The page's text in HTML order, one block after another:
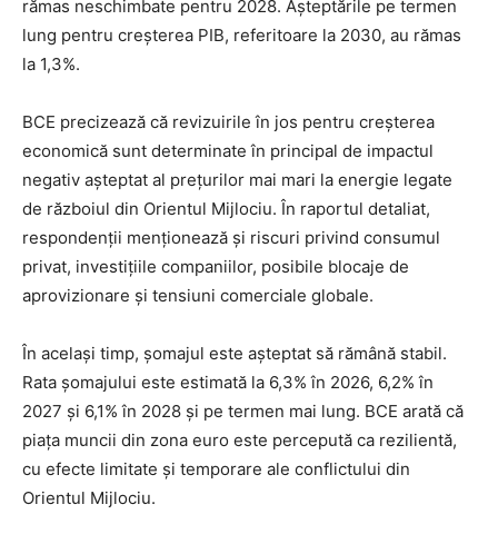
rămas neschimbate pentru 2028. Așteptările pe termen
lung pentru creșterea PIB, referitoare la 2030, au rămas
la 1,3%.
BCE precizează că revizuirile în jos pentru creșterea
economică sunt determinate în principal de impactul
negativ așteptat al prețurilor mai mari la energie legate
de războiul din Orientul Mijlociu. În raportul detaliat,
respondenții menționează și riscuri privind consumul
privat, investițiile companiilor, posibile blocaje de
aprovizionare și tensiuni comerciale globale.
În același timp, șomajul este așteptat să rămână stabil.
Rata șomajului este estimată la 6,3% în 2026, 6,2% în
2027 și 6,1% în 2028 și pe termen mai lung. BCE arată că
piața muncii din zona euro este percepută ca rezilientă,
cu efecte limitate și temporare ale conflictului din
Orientul Mijlociu.